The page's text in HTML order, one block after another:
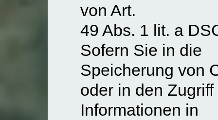
von Art.
49 Abs. 1 lit. a
Sofern Sie in die
Speicherung von
oder in den Zugriff
Informationen in